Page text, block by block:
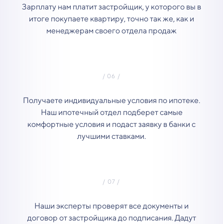
Зарплату нам платит застройщик, у которого вы в
итоге покупаете квартиру, точно так же, как и
менеджерам своего отдела продаж
Получаете индивидуальные условия по ипотеке.
Наш ипотечный отдел подберет самые
комфортные условия и подаст заявку в банки с
лучшими ставками.
Наши эксперты проверят все документы и
договор от застройщика до подписания. Дадут